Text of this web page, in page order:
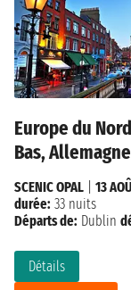
Europe du
Bas,
Détails
SCENIC OPAL
13
durée: 33 nuits
Départs de: Dublin